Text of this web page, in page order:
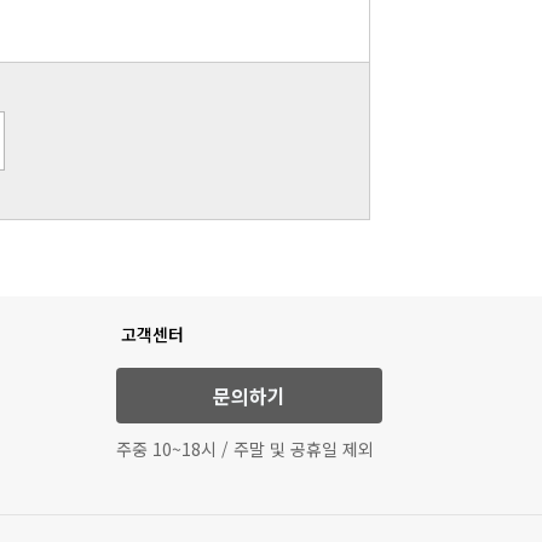
고객센터
문의하기
주중 10~18시 / 주말 및 공휴일 제외